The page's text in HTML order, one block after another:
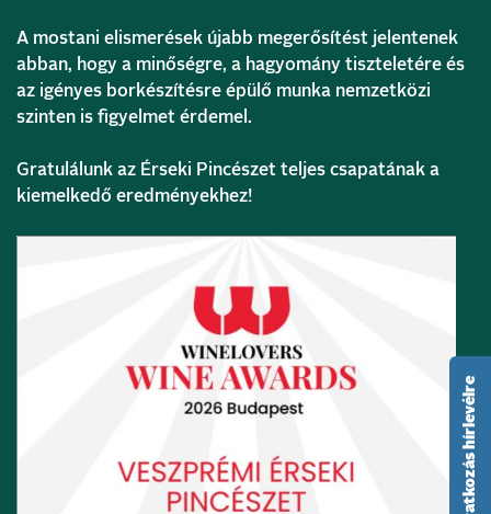
A mostani elismerések újabb megerősítést jelentenek
abban, hogy a minőségre, a hagyomány tiszteletére és
az igényes borkészítésre épülő munka nemzetközi
szinten is figyelmet érdemel.
Gratulálunk az Érseki Pincészet teljes csapatának a
kiemelkedő eredményekhez!
feliratkozás hírlevélre